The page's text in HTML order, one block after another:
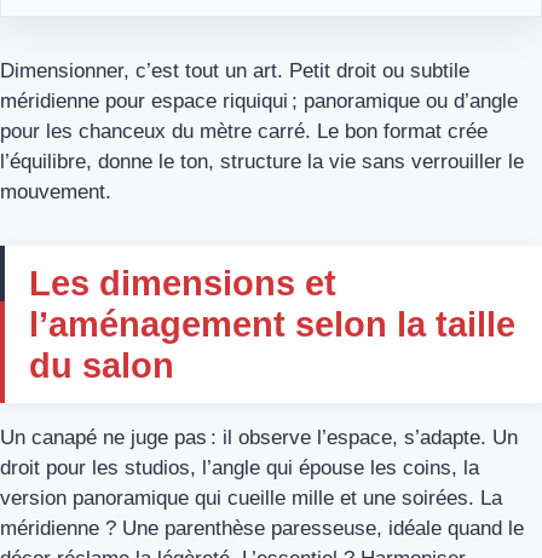
Dimensionner, c’est tout un art. Petit droit ou subtile
méridienne pour espace riquiqui ; panoramique ou d’angle
pour les chanceux du mètre carré. Le bon format crée
l’équilibre, donne le ton, structure la vie sans verrouiller le
mouvement.
Les dimensions et
l’aménagement selon la taille
du salon
Un canapé ne juge pas : il observe l’espace, s’adapte. Un
droit pour les studios, l’angle qui épouse les coins, la
version panoramique qui cueille mille et une soirées. La
méridienne ? Une parenthèse paresseuse, idéale quand le